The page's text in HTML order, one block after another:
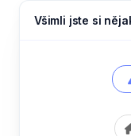
Všimli jste si